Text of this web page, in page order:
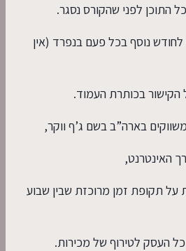
התוכן לפני שהקורס נסגר.
לחודש נוסף בכל פעם בנפרד (אין
הקישור בכותרת העמוד.
בארה”ב בשם ג’ף ווקר,
האינטרנט,
תקופת זמן מרוכזת שבין שבוע
העסק לטירוף של מכירות.